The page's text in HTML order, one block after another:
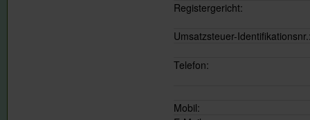
Registergericht:
Umsatzsteuer-
Telefon:
Mobil: